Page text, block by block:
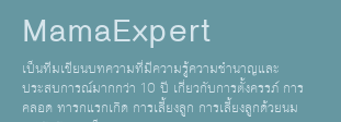
MamaExpert
เป็นทีมเขียนบทความที่มีความรู้ความชำนาญและ
ประสบการณ์มากกว่า 10 ปี เกี่ยวกับการตั้งครรภ์ การ
คลอด ทารกแรกเกิด การเลี้ยงลูก การเลี้ยงลูกด้วยนม